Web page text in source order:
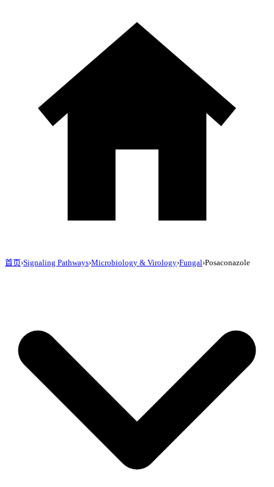
首页›Signaling Pathways›Microbiology & Virology›Fungal›Posaconazole